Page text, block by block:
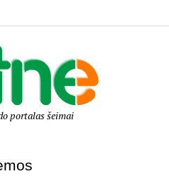
portalas šeimai